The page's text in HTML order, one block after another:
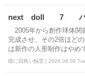
next doll 7 パ
2005年から創作球体関
完成させ、その2倍ほど
は新作の人形制作はやめ
瞳に四角い鰯雲 | 2026.06.09